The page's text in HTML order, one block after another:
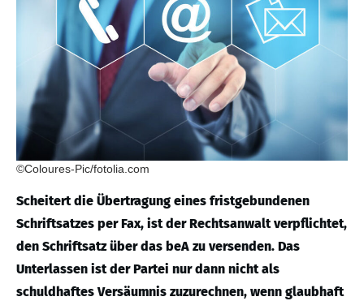
©Coloures-Pic/fotolia.com
Scheitert die Übertragung eines fristgebundenen
Schriftsatzes per Fax, ist der Rechtsanwalt verpflichtet,
den Schriftsatz über das beA zu versenden. Das
Unterlassen ist der Partei nur dann nicht als
schuldhaftes Versäumnis zuzurechnen, wenn glaubhaft